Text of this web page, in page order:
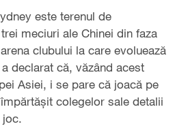
este terenul de
meciuri ale Chinei din faza
clubului la care evoluează
declarat că, văzând acest
Asiei, i se pare că joacă pe
colegelor sale detalii
joc.